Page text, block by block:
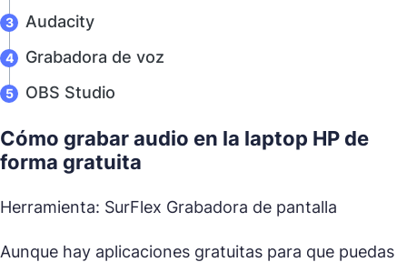
Audacity
Grabadora de voz
OBS Studio
Cómo grabar audio en la laptop HP de
forma gratuita
Herramienta: SurFlex Grabadora de pantalla
Aunque hay aplicaciones gratuitas para que puedas